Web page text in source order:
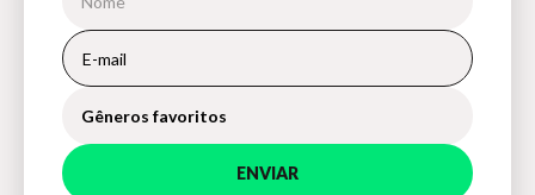
Gêneros favoritos
ENVIAR